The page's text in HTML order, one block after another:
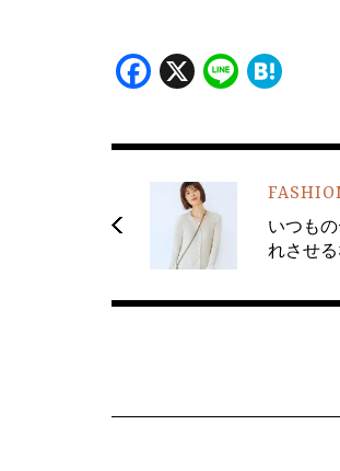
Facebook
X Line
いつも
れさせ